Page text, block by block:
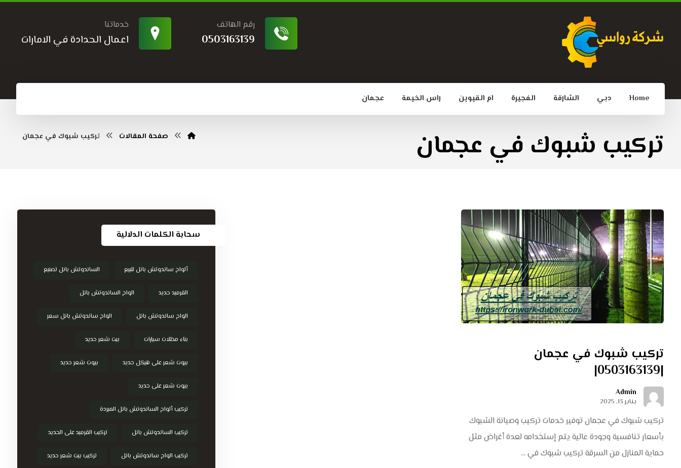
خدماتنا
اعمال الحدادة في الامارات
رقم الهاتف
0503163139
Home دبي الشارقة الفجيرة ام القيوين راس الخيمة عجمان
تركيب شبوك في عجمان صفحة المقالات تركيب شبوك في عجمان
تركيب شبوك في عجمان
|0503163139|
Admin
يناير 13, 2025
تركيب شبوك في عجمان توفير خدمات تركيب وصيانة الشبوك
بأسعار تنافسية وجودة عالية يتم إستخدامه لعدة أغراض مثل
حماية المنازل من السرقة تركيب شبوك في ...
سحابة الكلمات الدلالية
ألواح ساندوتش بانل للبيع الساندوتش بانل تصنيع
القرميد حديد الواح الساندوتش بانل
الواح ساندوتش بانل الواح ساندوتش بانل سعر
بناء مظلات سيارات بيت شعر حديد
بيوت شعر على هيكل حديد بيوت شعر حديد
بيوت شعر على حديد
تركيب ألواح الساندوتش بانل المبردة
تركيب الساندوتش بانل تركيب القرميد على الحديد
تركيب الواح ساندوتش بانل تركيب بيت شعر حديد